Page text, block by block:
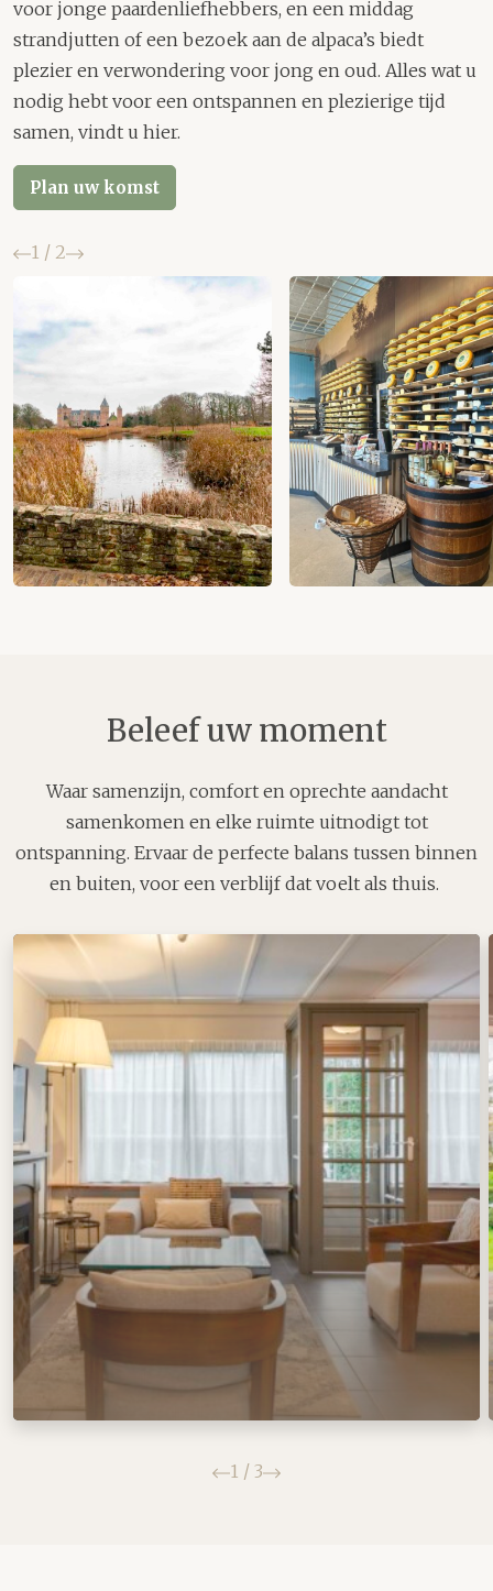
voor jonge paardenliefhebbers, en een middag
strandjutten of een bezoek aan de alpaca’s biedt
plezier en verwondering voor jong en oud. Alles wat u
nodig hebt voor een ontspannen en plezierige tijd
samen, vindt u hier.
Plan uw komst
Vorige
1 / 2 Volgende
Beleef uw moment
Waar samenzijn, comfort en oprechte aandacht
samenkomen en elke ruimte uitnodigt tot
ontspanning. Ervaar de perfecte balans tussen binnen
en buiten, voor een verblijf dat voelt als thuis.
Vorige
1 / 3 Volgende